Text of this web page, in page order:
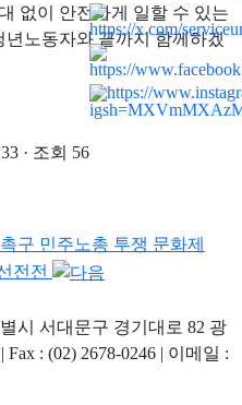
없이 안전하게 일할 수 있는
노동자와 끝까지 함께하겠
· 조회 56
구 민주노총 투쟁 문화제
전전
시 서대문구 경기대로 82 광
: (02) 2678-0246 | 이메일 :